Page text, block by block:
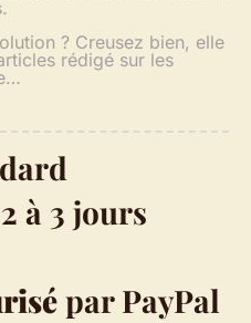
? Creusez bien, elle
rédigé sur les
à 3 jours
par PayPal